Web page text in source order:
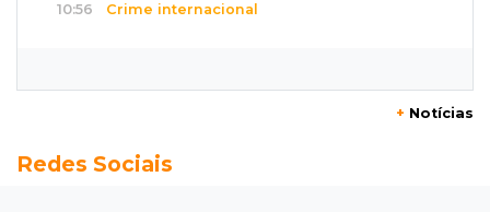
10:56 Crime internacional
MS já tem projetos em mercado de carbono
+ Notícias
Redes Sociais